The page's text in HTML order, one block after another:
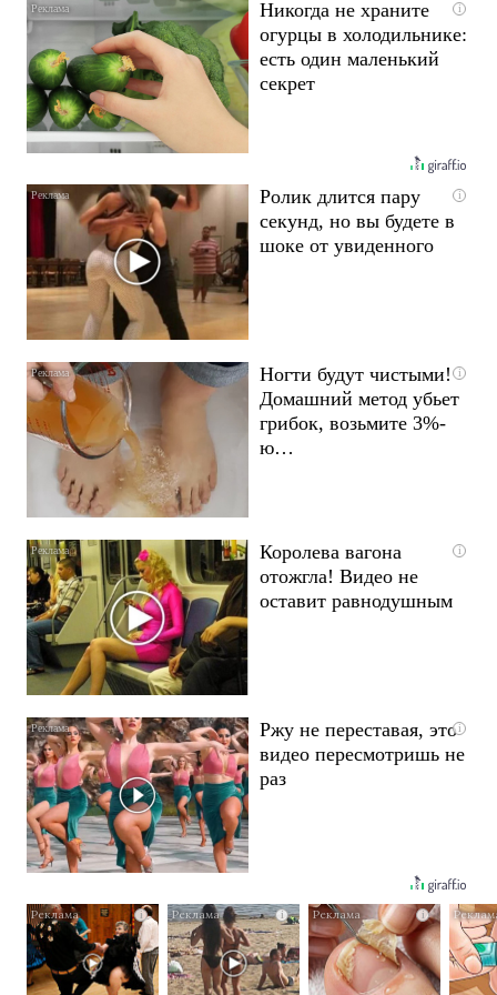
i
Никогда не храните
огурцы в холодильнике:
есть один маленький
секрет
i
Ролик длится пару
секунд, но вы будете в
шоке от увиденного
i
Ногти будут чистыми!
Домашний метод убьет
грибок, возьмите 3%-
ю…
i
Королева вагона
отожгла! Видео не
оставит равнодушным
i
Ржу не переставая, это
видео пересмотришь не
раз
i i i